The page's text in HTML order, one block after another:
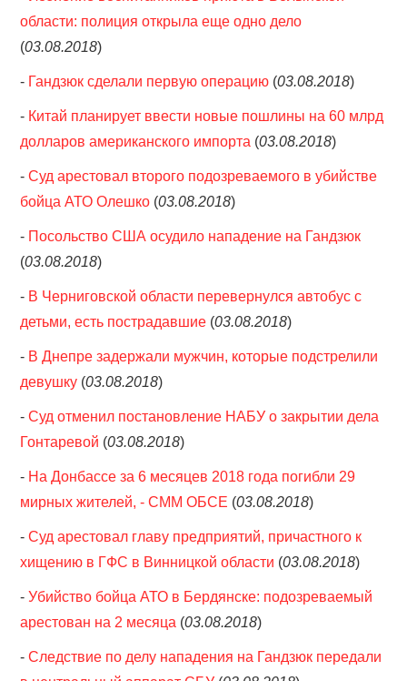
области: полиция открыла еще одно дело
(03.08.2018)
- Гандзюк сделали первую операцию (03.08.2018)
- Китай планирует ввести новые пошлины на 60 млрд
долларов американского импорта (03.08.2018)
-Суд арестовал второго подозреваемого в убийстве
бойца АТО Олешко (03.08.2018)
- Посольство США осудило нападение на Гандзюк
(03.08.2018)
- В Черниговской области перевернулся автобус с
детьми, есть пострадавшие (03.08.2018)
- В Днепре задержали мужчин, которые подстрелили
девушку (03.08.2018)
-Суд отменил постановление НАБУ о закрытии дела
Гонтаревой (03.08.2018)
- На Донбассе за 6 месяцев 2018 года погибли 29
мирных жителей, - СММ ОБСЕ (03.08.2018)
-Суд арестовал главу предприятий, причастного к
хищению в ГФС в Винницкой области (03.08.2018)
-Убийство бойца АТО в Бердянске: подозреваемый
арестован на 2 месяца (03.08.2018)
-Следствие по делу нападения на Гандзюк передали